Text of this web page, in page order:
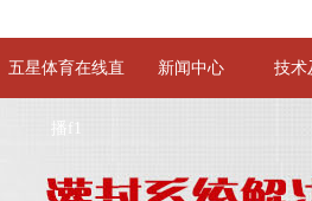
五星体育在线直
播f1
新闻中心 技术